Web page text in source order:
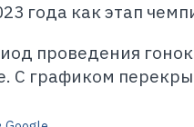
года как этап
проведения
С графиком